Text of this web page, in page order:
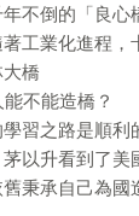
不倒的「良心
工業化進程，
橋
不能造橋？
習之路是順利
以升看到了美
秉承自己為國